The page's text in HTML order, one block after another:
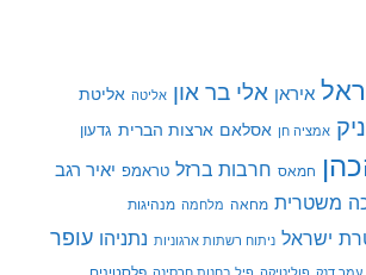
איראן אלי בר און אליטה אליטת
אמציה חן אסלאם ארצות הברית גדעון
חמאס חרבות ברזל טראמפ יאיר רגב
משטרית מחאה מלחמה מנהיגות
ישראל ניתוח רשתות ארגוניות נתניהו עופר